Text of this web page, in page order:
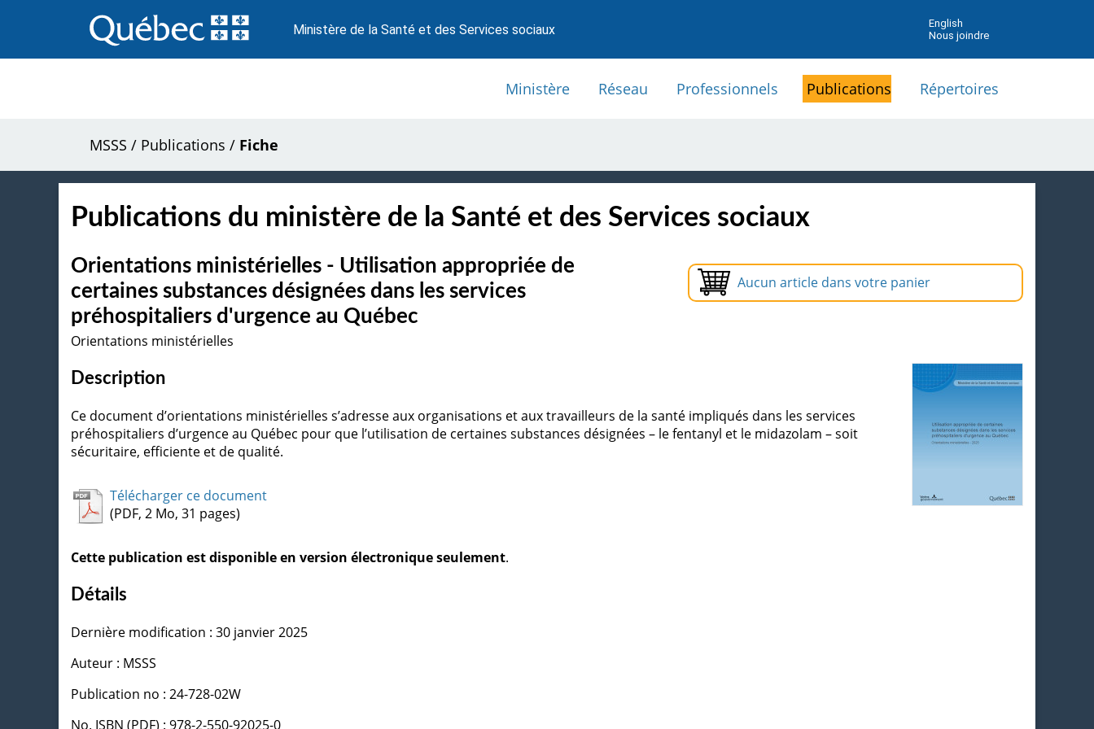
au
contenu
Ministère de la Santé et des Services sociaux
English
Nous joindre
Ministère Réseau Professionnels Publications Répertoires
MSSS / Publications / Fiche
Publications du ministère de la Santé et des Services sociaux
Aucun article dans votre panier
Orientations ministérielles - Utilisation appropriée de
certaines substances désignées dans les services
préhospitaliers d'urgence au Québec
Orientations ministérielles
Description
Ce document d’orientations ministérielles s’adresse aux organisations et aux travailleurs de la santé impliqués dans les services
préhospitaliers d’urgence au Québec pour que l’utilisation de certaines substances désignées – le fentanyl et le midazolam – soit
sécuritaire, efficiente et de qualité.
Télécharger ce document
(PDF, 2 Mo, 31 pages)
Cette publication est disponible en version électronique seulement.
Détails
Dernière modification : 30 janvier 2025
Auteur : MSSS
Publication no : 24-728-02W
No. ISBN (PDF) : 978-2-550-92025-0